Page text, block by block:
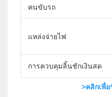
คนขับรถ
แหล่งจ่ายไฟ
การควบคุมลิ้นชักเงินสด
>คลิกเพื่อ